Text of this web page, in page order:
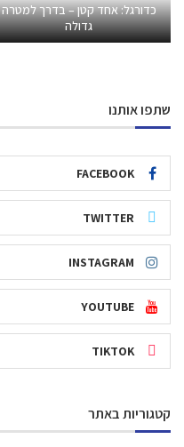
כדורגל: אחד קטן – בדרך למטרה
גדולה
שתפו אותנו
FACEBOOK
TWITTER
INSTAGRAM
YOUTUBE
TIKTOK
קטגוריות באתר